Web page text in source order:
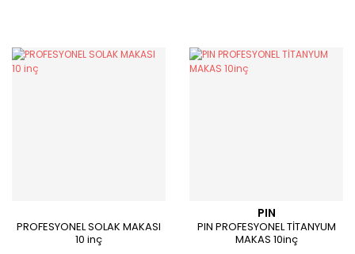
PROFESYONEL SOLAK MAKASI
10 inç
PIN
PIN PROFESYONEL TİTANYUM
MAKAS 10inç